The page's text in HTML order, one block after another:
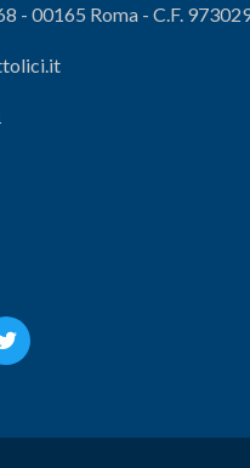
- 00165 Roma - C.F.